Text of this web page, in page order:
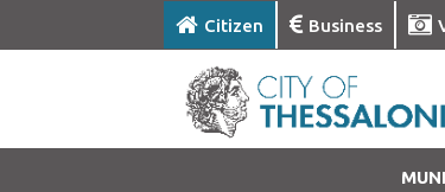
Citizen Business